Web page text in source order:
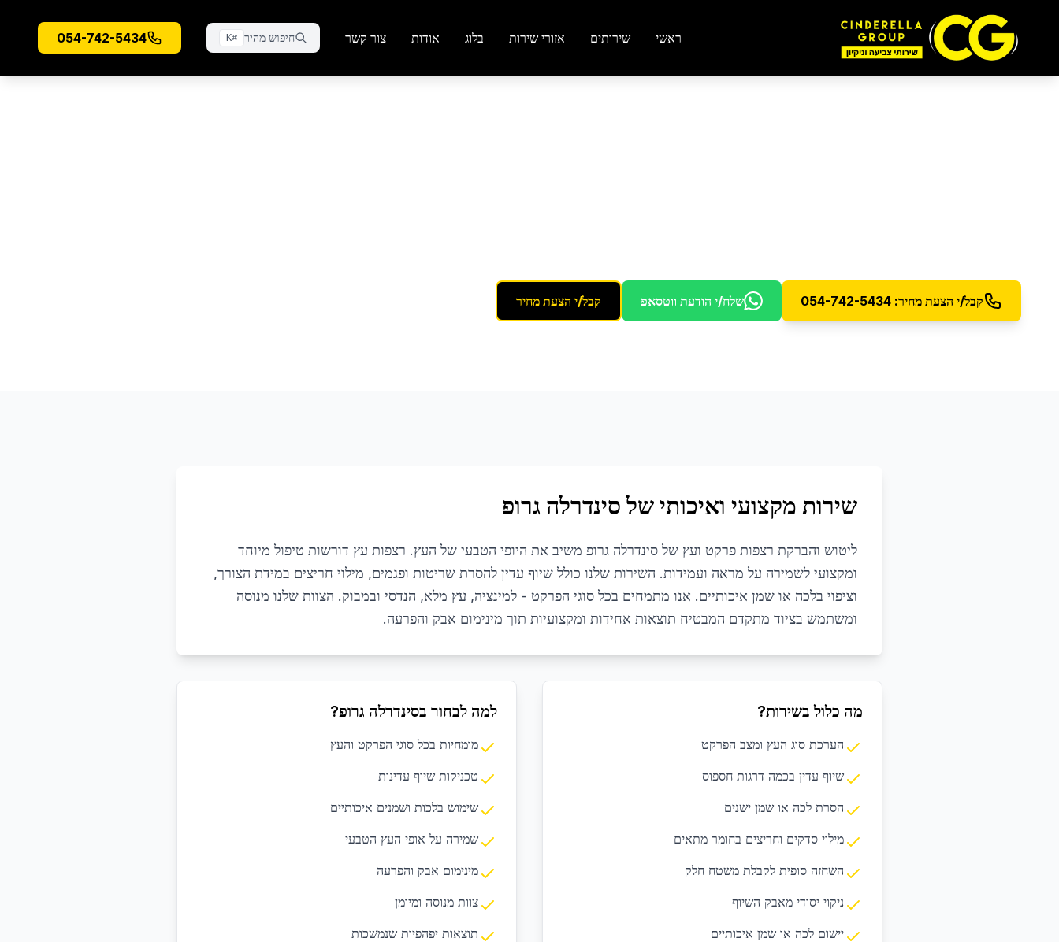
ראשי שירותים אזורי שירות בלוג אודות צור קשר חיפוש מהיר ⌘
K
054-742-5434
קבל/י הצעת מחיר: 054-742-5434 שלח/י הודעת ווטסאפ קבל/י הצעת מחיר
שירות מקצועי ואיכותי של סינדרלה גרופ
ליטוש והברקת רצפות פרקט ועץ של סינדרלה גרופ משיב את היופי הטבעי של העץ. רצפות עץ דורשות טיפול מיוחד
ומקצועי לשמירה על מראה ועמידות. השירות שלנו כולל שיוף עדין להסרת שריטות ופגמים, מילוי חריצים במידת הצורך,
וציפוי בלכה או שמן איכותיים. אנו מתמחים בכל סוגי הפרקט - למינציה, עץ מלא, הנדסי ובמבוק. הצוות שלנו מנוסה
ומשתמש בציוד מתקדם המבטיח תוצאות אחידות ומקצועיות תוך מינימום אבק והפרעה.
מה כלול בשירות?
הערכת סוג העץ ומצב הפרקט
שיוף עדין בכמה דרגות חספוס
הסרת לכה או שמן ישנים
מילוי סדקים וחריצים בחומר מתאים
השחזה סופית לקבלת משטח חלק
ניקוי יסודי מאבק השיוף
יישום לכה או שמן איכותיים
למה לבחור בסינדרלה גרופ?
מומחיות בכל סוגי הפרקט והעץ
טכניקות שיוף עדינות
שימוש בלכות ושמנים איכותיים
שמירה על אופי העץ הטבעי
מינימום אבק והפרעה
צוות מנוסה ומיומן
תוצאות יפהפיות שנמשכות